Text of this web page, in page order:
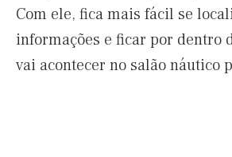
Com ele, fica mais fácil se
informações e ficar por dentro
vai acontecer no salão náutico